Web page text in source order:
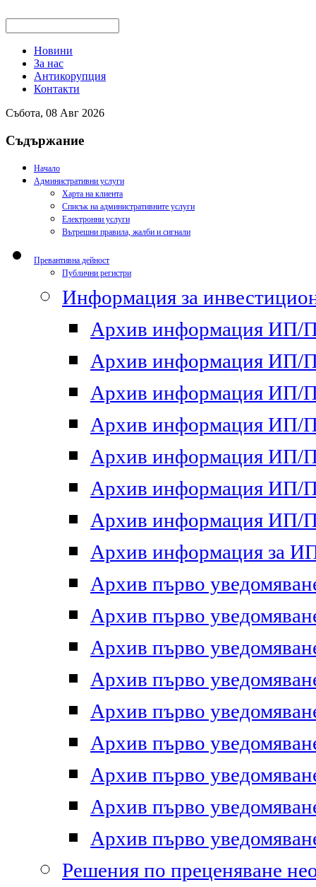
Новини
За нас
Антикорупция
Контакти
Събота, 08 Авг 2026
Съдържание
Начало
Административни услуги
Харта на клиента
Списък на административните услуги
Електронни услуги
Вътрешни правила, жалби и сигнали
Превантивна дейност
Публични регистри
Информация за
Архив информация ИП/
Архив информация ИП/
Архив информация ИП/
Архив информация ИП/
Архив информация ИП/
Архив информация ИП/
Архив информация ИП/
Архив информация за
Архив първо
Архив първо
Архив първо
Архив първо
Архив първо
Архив първо
Архив първо
Архив първо
Архив първо
Решения по преценяване